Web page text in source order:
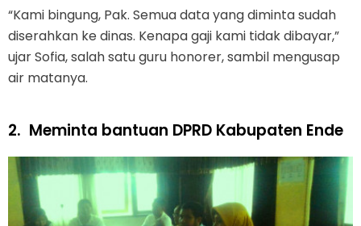
“Kami bingung, Pak. Semua data yang diminta sudah
diserahkan ke dinas. Kenapa gaji kami tidak dibayar,”
ujar Sofia, salah satu guru honorer, sambil mengusap
air matanya.
2. Meminta bantuan DPRD Kabupaten Ende